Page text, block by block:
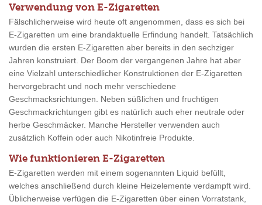
Verwendung von E-Zigaretten
Fälschlicherweise wird heute oft angenommen, dass es sich bei
E-Zigaretten um eine brandaktuelle Erfindung handelt. Tatsächlich
wurden die ersten E-Zigaretten aber bereits in den sechziger
Jahren konstruiert. Der Boom der vergangenen Jahre hat aber
eine Vielzahl unterschiedlicher Konstruktionen der E-Zigaretten
hervorgebracht und noch mehr verschiedene
Geschmacksrichtungen. Neben süßlichen und fruchtigen
Geschmackrichtungen gibt es natürlich auch eher neutrale oder
herbe Geschmäcker. Manche Hersteller verwenden auch
zusätzlich Koffein oder auch Nikotinfreie Produkte.
Wie funktionieren E-Zigaretten
E-Zigaretten werden mit einem sogenannten Liquid befüllt,
welches anschließend durch kleine Heizelemente verdampft wird.
Üblicherweise verfügen die E-Zigaretten über einen Vorratstank,